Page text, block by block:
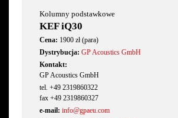
Kolumny podstawkowe
KEF iQ30
Cena: 1900 zł (para)
Dystrybucja: GP Acoustics GmbH
Kontakt:
GP Acoustics GmbH
tel. +49 2319860322
fax +49 2319860327
e-mail: info@gpaeu.com